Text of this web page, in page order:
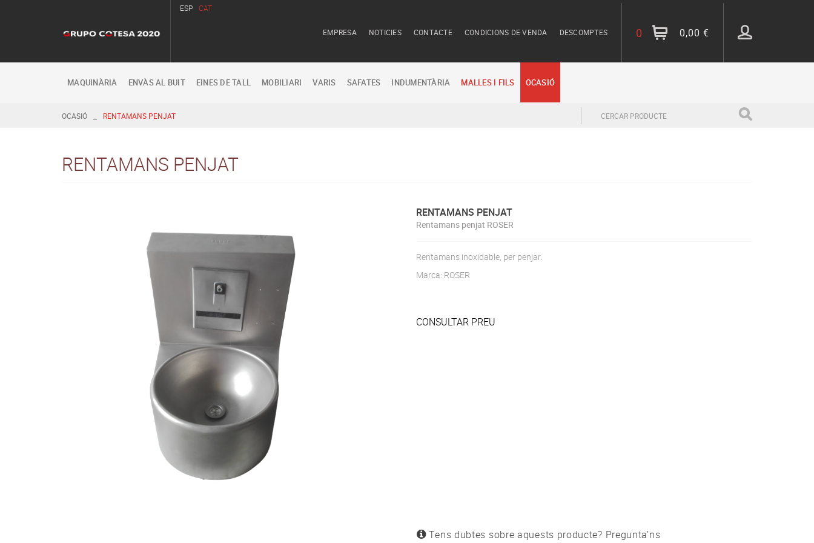
ESP CAT
0,00 €
0
EMPRESA NOTICIES CONTACTE CONDICIONS DE VENDA DESCOMPTES
MAQUINÀRIA ENVÀS AL BUIT EINES DE TALL MOBILIARI VARIS SAFATES INDUMENTÀRIA MALLES I FILS OCASIÓ
OCASIÓ RENTAMANS PENJAT
RENTAMANS PENJAT
RENTAMANS PENJAT
Rentamans penjat ROSER
Rentamans inoxidable, per penjar.
Marca: ROSER
CONSULTAR PREU
Tens dubtes sobre aquests producte? Pregunta’ns